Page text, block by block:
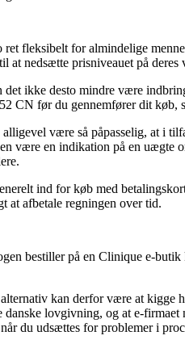
ret fleksibelt for almindelige
at nedsætte prisniveauet på
det ikke desto mindre være
CN før du gennemfører dit køb,
være så påpasselig, at i
være en indikation på en uægte
ind for køb med
at afbetale regningen over tid.
bestiller på en Clinique e-
kan derfor være at kigge
lovgivning, og at e-firmaet
du udsættes for problemer i